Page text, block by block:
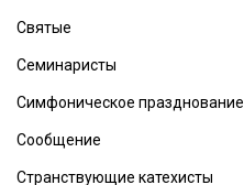
Святые
Семинаристы
Симфоническое празднование
Сообщение
Странствующие катехисты